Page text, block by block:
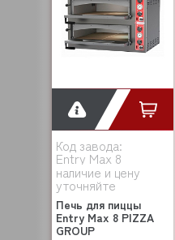
Код завода:
Entry Max 8
наличие и цену
уточняйте
Печь для пиццы
Entry Max 8 PIZZA
GROUP